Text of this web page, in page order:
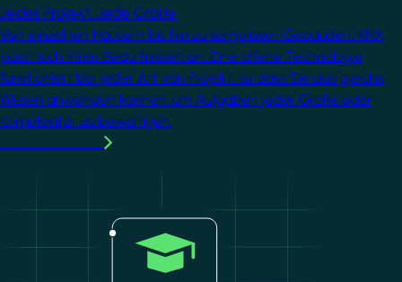
Jedes Projekt. Jede Größe.
Von einzelnen Häusern bis hin zu komplexen Gebäuden, KNX
passt sich Ihren Bedürfnissen an. Eine offene Technologie
funktioniert bei jeder Art von Projekt, so dass Sie das gleiche
Wissen anwenden können, um Aufgaben jeder Größe oder
Komplexität zu bewältigen.